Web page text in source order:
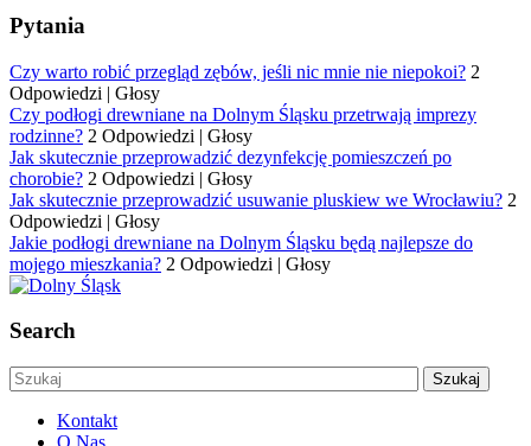
Pytania
Czy warto robić przegląd zębów, jeśli nic mnie nie niepokoi? 2
Odpowiedzi | Głosy
Czy podłogi drewniane na Dolnym Śląsku przetrwają imprezy
rodzinne? 2 Odpowiedzi | Głosy
Jak skutecznie przeprowadzić dezynfekcję pomieszczeń po
chorobie? 2 Odpowiedzi | Głosy
Jak skutecznie przeprowadzić usuwanie pluskiew we Wrocławiu? 2
Odpowiedzi | Głosy
Jakie podłogi drewniane na Dolnym Śląsku będą najlepsze do
mojego mieszkania? 2 Odpowiedzi | Głosy
Search
Kontakt
O Nas